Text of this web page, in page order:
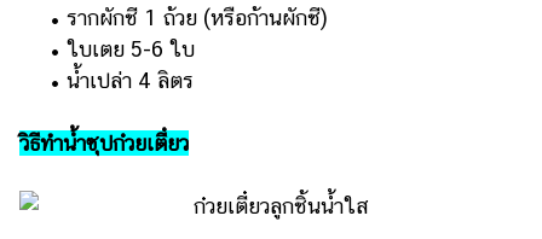
• รากผักชี 1 ถ้วย (หรือก้านผักชี)
• ใบเตย 5-6 ใบ
• น้ำเปล่า 4 ลิตร
วิธีทำน้ำซุปก๋วยเตี๋ยว